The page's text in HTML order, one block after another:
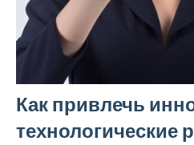
Как привлечь
технологические